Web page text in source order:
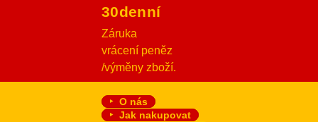
30denní
Záruka
vrácení peněz
/výměny zboží.
O nás
Jak nakupovat